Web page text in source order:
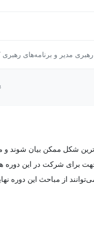
مدیر و برنامه‌های رهبری
3
شکل ممکن بیان شوند و
برای شرکت در این دوره
از مباحث این دوره